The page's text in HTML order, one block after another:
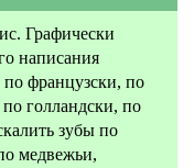
Графически
написания
французски, по
голландски, по
зубы по
медвежьи,